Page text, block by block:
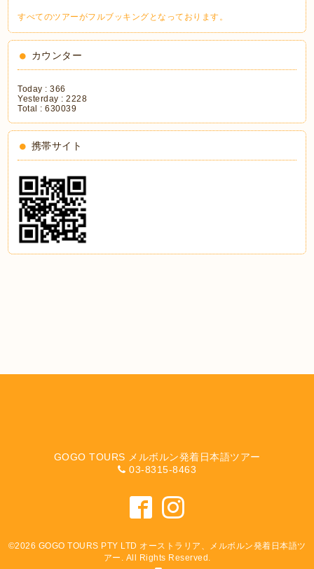
すべてのツアーがフルブッキングとなっております。
カウンター
Today :366
Yesterday :2228
Total :630039
携帯サイト
GOGO TOURS メルボルン発着日本語ツアー
03-8315-8463
©2026 GOGO TOURS PTY LTD オーストラリア、メルボルン発着日本語ツ
アー . All Rights Reserved.